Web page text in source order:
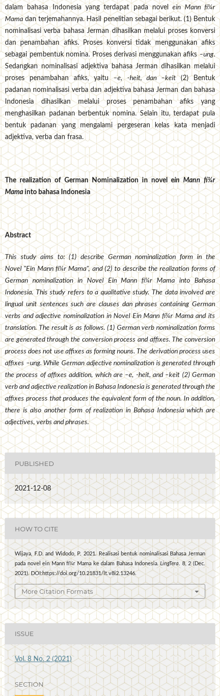
dalam bahasa Indonesia yang terdapat pada novelein Mann fí¼r
Mamadan terjemahannya. Hasil penelitian sebagai berikut. (1) Bentuk
nominalisasi verba bahasa Jerman dihasilkan melalui proses konversi
dan penambahan afiks. Proses konversi tidak menggunakan afiks
sebagai pembentuk nomina. Proses derivasi menggunakan afiks–ung.
Sedangkan nominalisasi adjektiva bahasa Jerman dihasilkan melalui
proses penambahan afiks, yaitu–e, -heit, dan –keit(2) Bentuk
padanan nominalisasi verba dan adjektiva bahasa Jerman dan bahasa
Indonesia dihasilkan melalui proses penambahan afiks yang
menghasilkan padanan berbentuk nomina. Selain itu, terdapat pula
bentuk padanan yang mengalami pergeseran kelas kata menjadi
adjektiva, verba dan frasa.
The realization of German Nominalization in novel ein Mann fí¼r
Mamainto bahasa Indonesia
Abstract
This study aims to: (1) describe German nominalization form in the
Novel "Ein Mann fí¼r Mama", and (2) to describe the realization forms of
German nominalization in Novel Ein Mann fí¼r Mama into Bahasa
Indonesia. This study refers to a qualitative study. The data involved are
lingual unit sentences such are clauses dan phrases containing German
verbs and adjective nominalization in Novel Ein Mann fí¼r Mama and its
translation. The result is as follows. (1) German verb nominalization forms
are generated through the conversion process and affixes. The conversion
process does not use affixes as forming nouns. The derivation process uses
affixes –ung. While German adjective nominalization is generated through
the process of affixes addition, which are –e, -heit, and –keit (2) German
verb and adjective realization in Bahasa Indonesia is generated through the
affixes process that produces the equivalent form of the noun. In addition,
there is also another form of realization in Bahasa Indonesia which are
adjectives, verbs and phrases.
PUBLISHED
2021-12-08
HOW TO CITE
Wijaya, F.D. and Widodo, P. 2021. Realisasi bentuk nominalisasi Bahasa Jerman
pada novel ein Mann fí¼r Mama ke dalam Bahasa Indonesia.LingTera. 8, 2 (Dec.
2021). DOI:https://doi.org/10.21831/lt.v8i2.13246.
More Citation Formats
ISSUE
Vol. 8 No. 2 (2021)
SECTION